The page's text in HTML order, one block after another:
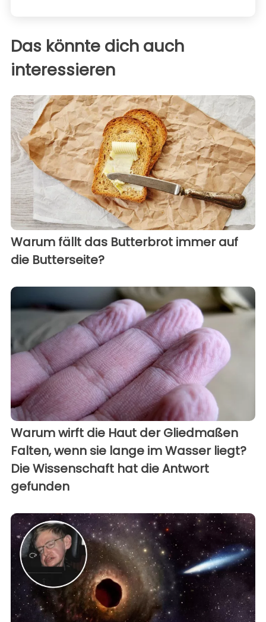
Das könnte dich auch
interessieren
Warum fällt das Butterbrot immer auf
die Butterseite?
Warum wirft die Haut der Gliedmaßen
Falten, wenn sie lange im Wasser liegt?
Die Wissenschaft hat die Antwort
gefunden